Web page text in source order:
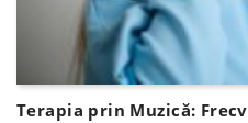
Terapia prin Muzică: